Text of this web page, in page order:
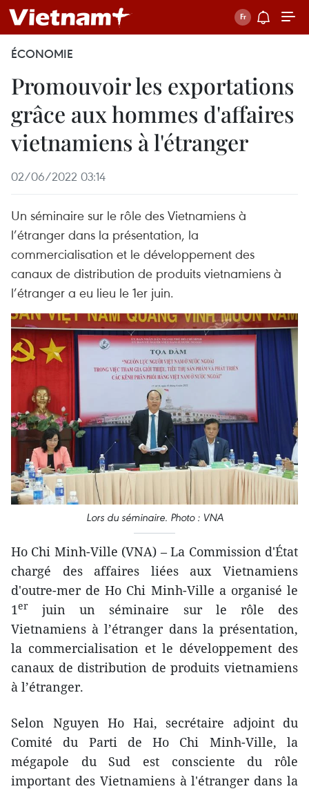
ÉCONOMIE
Promouvoir les exportations
grâce aux hommes d'affaires
vietnamiens à l'étranger
02/06/2022 03:14
Un séminaire sur le rôle des Vietnamiens à
l’étranger dans la présentation, la
commercialisation et le développement des
canaux de distribution de produits vietnamiens à
l’étranger a eu lieu le 1er juin.
Lors du séminaire. Photo : VNA
Ho Chi Minh-Ville (VNA) – La Commission d'État
chargé des affaires liées aux Vietnamiens
d'outre-mer de Ho Chi Minh-Ville a organisé le
1er
juin un séminaire sur le rôle des
Vietnamiens à l’étranger dans la présentation,
la commercialisation et le développement des
canaux de distribution de produits vietnamiens
à l’étranger.
Selon Nguyen Ho Hai, secrétaire adjoint du
Comité du Parti de Ho Chi Minh-Ville, la
mégapole du Sud est consciente du rôle
important des Vietnamiens à l'étranger dans la